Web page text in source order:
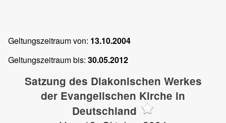
Geltungszeitraum von: 13.10.2004
Geltungszeitraum bis: 30.05.2012
Satzung des Diakonischen Werkes
der Evangelischen Kirche in
Deutschland